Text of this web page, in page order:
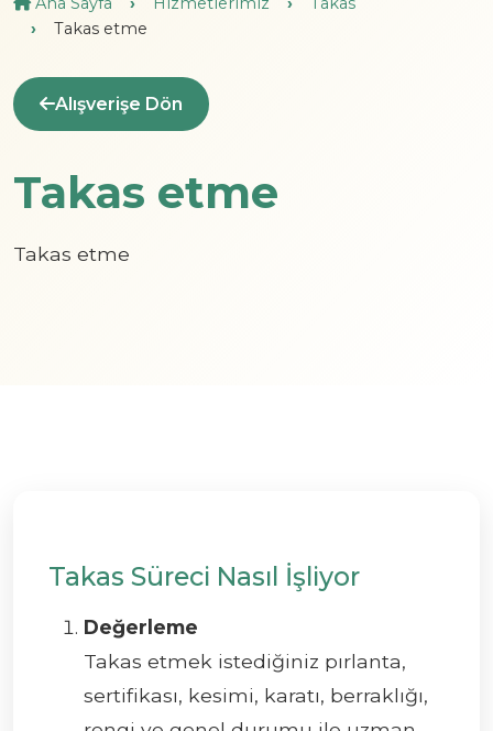
Takas etme
Alışverişe Dön
Takas etme
Takas etme
Takas Süreci Nasıl İşliyor
Değerleme
Takas etmek istediğiniz pırlanta,
sertifikası, kesimi, karatı, berraklığı,